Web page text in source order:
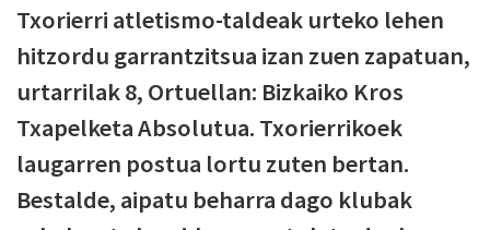
Txorierri atletismo-taldeak urteko lehen
hitzordu garrantzitsua izan zuen zapatuan,
urtarrilak 8, Ortuellan: Bizkaiko Kros
Txapelketa Absolutua. Txorierrikoek
laugarren postua lortu zuten bertan.
Bestalde, aipatu beharra dago klubak